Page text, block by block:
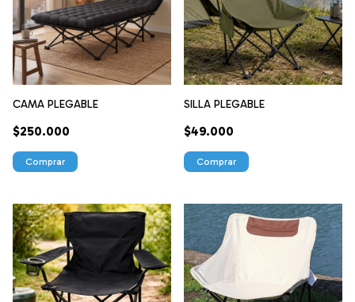
CAMA PLEGABLE
$250.000
SILLA PLEGABLE
$49.000
Comprar